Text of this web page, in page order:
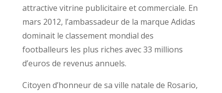
attractive vitrine publicitaire et commerciale. En
mars 2012, l’ambassadeur de la marque Adidas
dominait le classement mondial des
footballeurs les plus riches avec 33 millions
d’euros de revenus annuels.
Citoyen d’honneur de sa ville natale de Rosario,